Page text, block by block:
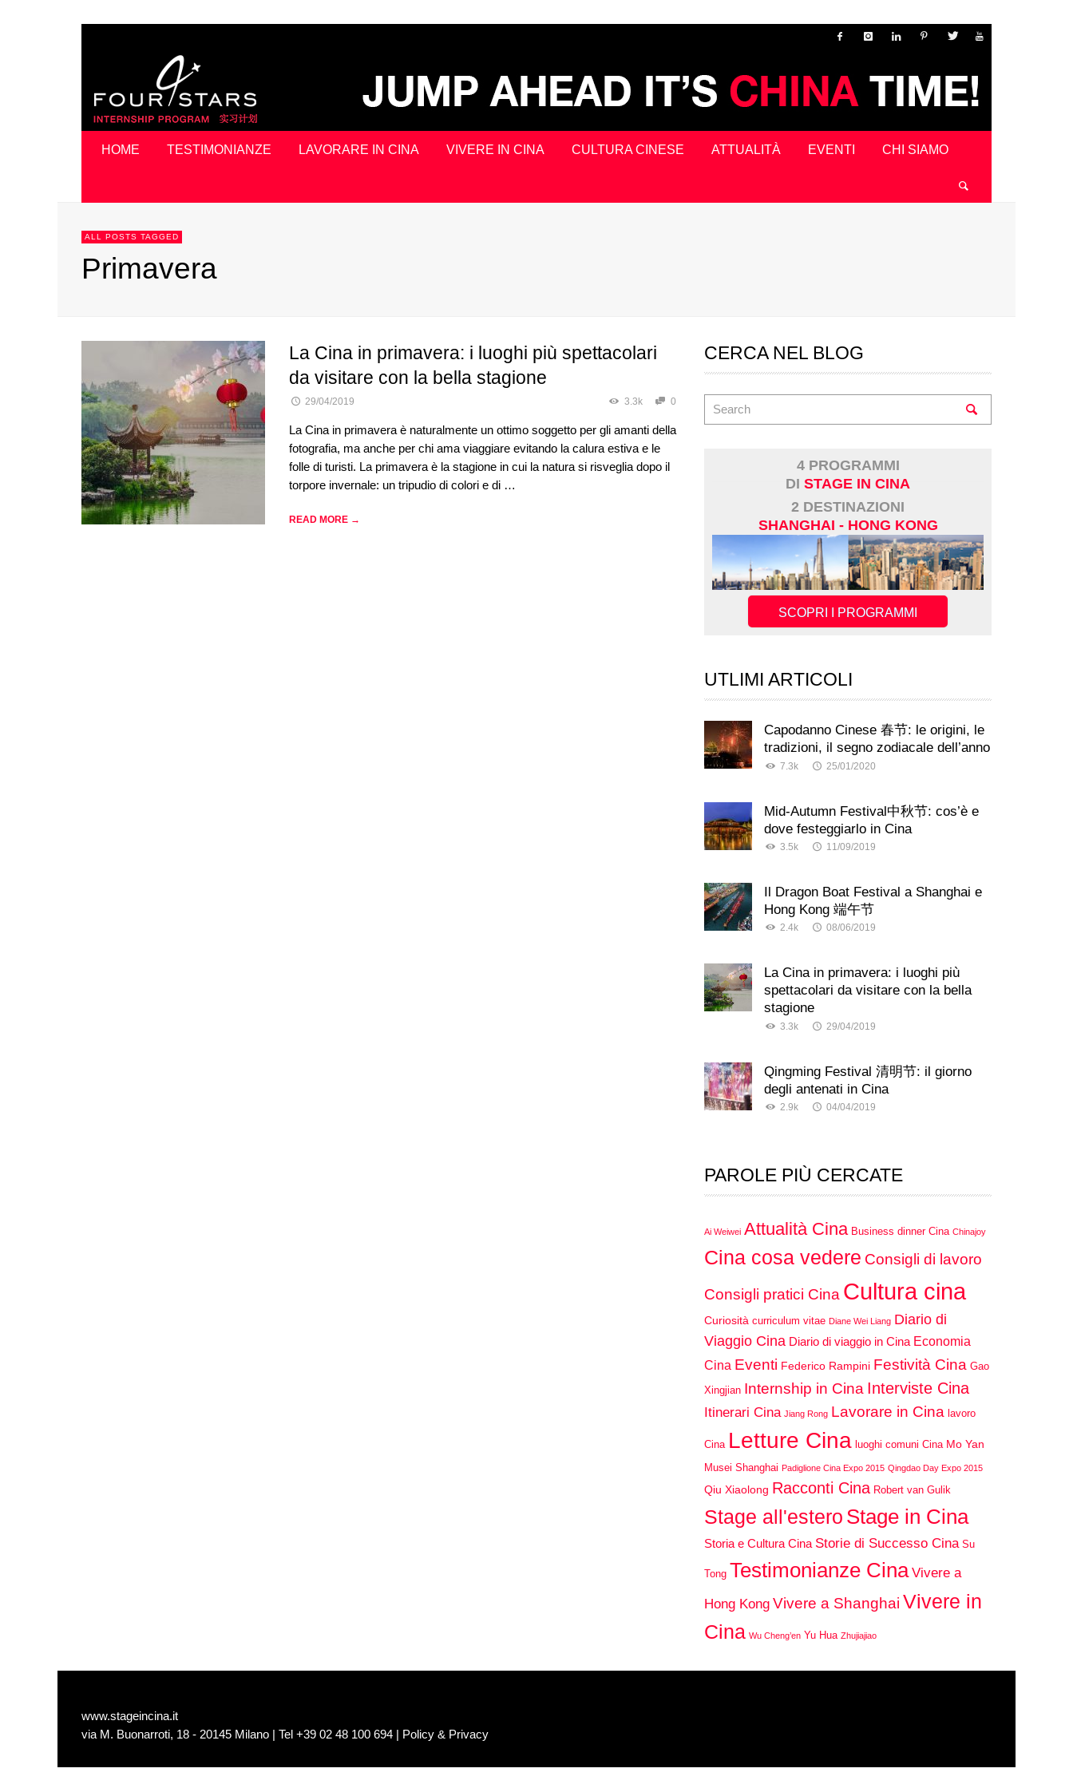
HOME TESTIMONIANZE LAVORARE IN CINA VIVERE IN CINA CULTURA CINESE ATTUALITÀ EVENTI CHI SIAMO
ALL POSTS TAGGED
Primavera
La Cina in primavera: i luoghi più spettacolari
da visitare con la bella stagione
29/04/2019 3.3k 0
La Cina in primavera è naturalmente un ottimo soggetto per gli amanti della
fotografia, ma anche per chi ama viaggiare evitando la calura estiva e le
folle di turisti. La primavera è la stagione in cui la natura si risveglia dopo il
torpore invernale: un tripudio di colori e di …
READ MORE →
CERCA NEL BLOG
4 PROGRAMMI
DI STAGE IN CINA
2 DESTINAZIONI
SHANGHAI - HONG KONG
SCOPRI I PROGRAMMI
UTLIMI ARTICOLI
Capodanno Cinese 春节: le origini, le
tradizioni, il segno zodiacale dell’anno
7.3k 25/01/2020
Mid-Autumn Festival中秋节: cos’è e
dove festeggiarlo in Cina
3.5k 11/09/2019
Il Dragon Boat Festival a Shanghai e
Hong Kong 端午节
2.4k 08/06/2019
La Cina in primavera: i luoghi più
spettacolari da visitare con la bella
stagione
3.3k 29/04/2019
Qingming Festival 清明节: il giorno
degli antenati in Cina
2.9k 04/04/2019
PAROLE PIÙ CERCATE
Ai Weiwei Attualità Cina Business dinner Cina Chinajoy
Cina cosa vedere Consigli di lavoro
Consigli pratici Cina Cultura cina
Curiosità curriculum vitae Diane Wei Liang Diario di
Viaggio Cina Diario di viaggio in Cina Economia
Cina Eventi Federico Rampini Festività Cina Gao
Xingjian Internship in Cina Interviste Cina
Itinerari Cina Jiang Rong Lavorare in Cina lavoro
Cina Letture Cina luoghi comuni Cina Mo Yan
Musei Shanghai Padiglione Cina Expo 2015 Qingdao Day Expo 2015
Qiu Xiaolong Racconti Cina Robert van Gulik
Stage all'estero Stage in Cina
Storia e Cultura Cina Storie di Successo Cina Su
Tong Testimonianze Cina Vivere a
Hong Kong Vivere a Shanghai Vivere in
Cina Wu Cheng’en Yu Hua Zhujiajiao
www.stageincina.it
via M. Buonarroti, 18 - 20145 Milano | Tel +39 02 48 100 694 | Policy & Privacy